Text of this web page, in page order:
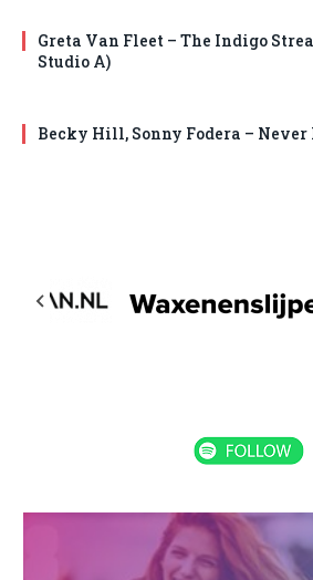
Greta Van Fleet – The Indigo
Studio A)
Becky Hill, Sonny Fodera – Never